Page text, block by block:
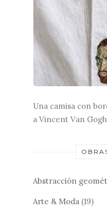
Una camisa con
a Vincent Van
Abstracción
Arte & Moda (19)